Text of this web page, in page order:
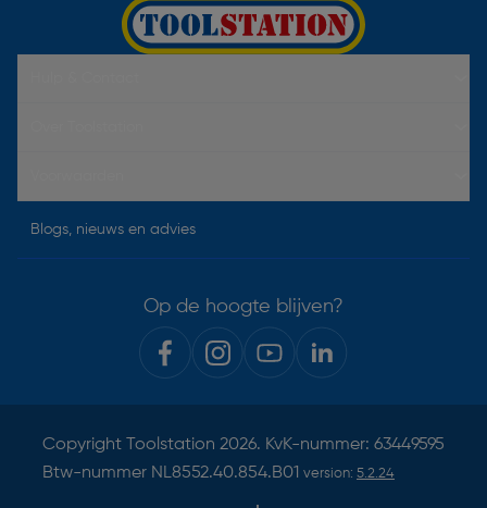
Blogs, nieuws en advies
Op de hoogte blijven?
Copyright Toolstation 2026. KvK-nummer: 63449595
Btw-nummer NL8552.40.854.B01 version: 5.2.24